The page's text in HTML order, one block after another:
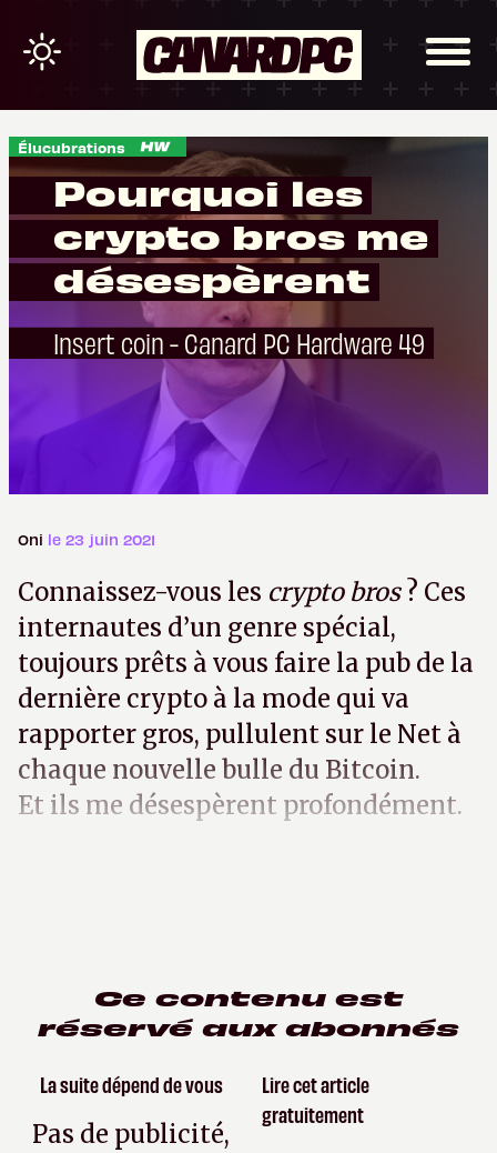
Élucubrations
Pourquoi les
crypto bros me
désespèrent
Insert coin - Canard PC Hardware 49
Oni le 23 juin 2021
Connaissez-vous ­­les crypto bros? Ces
internautes d’un genre spécial,
toujours prêts à vous faire la pub de la
dernière crypto à la mode qui va
rapporter gros, pullulent sur le Net à
chaque nouvelle bulle du Bitcoin.
Et ils me désespèrent profondément.
Ce contenu est
réservé aux abonnés
La suite dépend de vous
Pas de publicité,
Lire cet article
gratuitement